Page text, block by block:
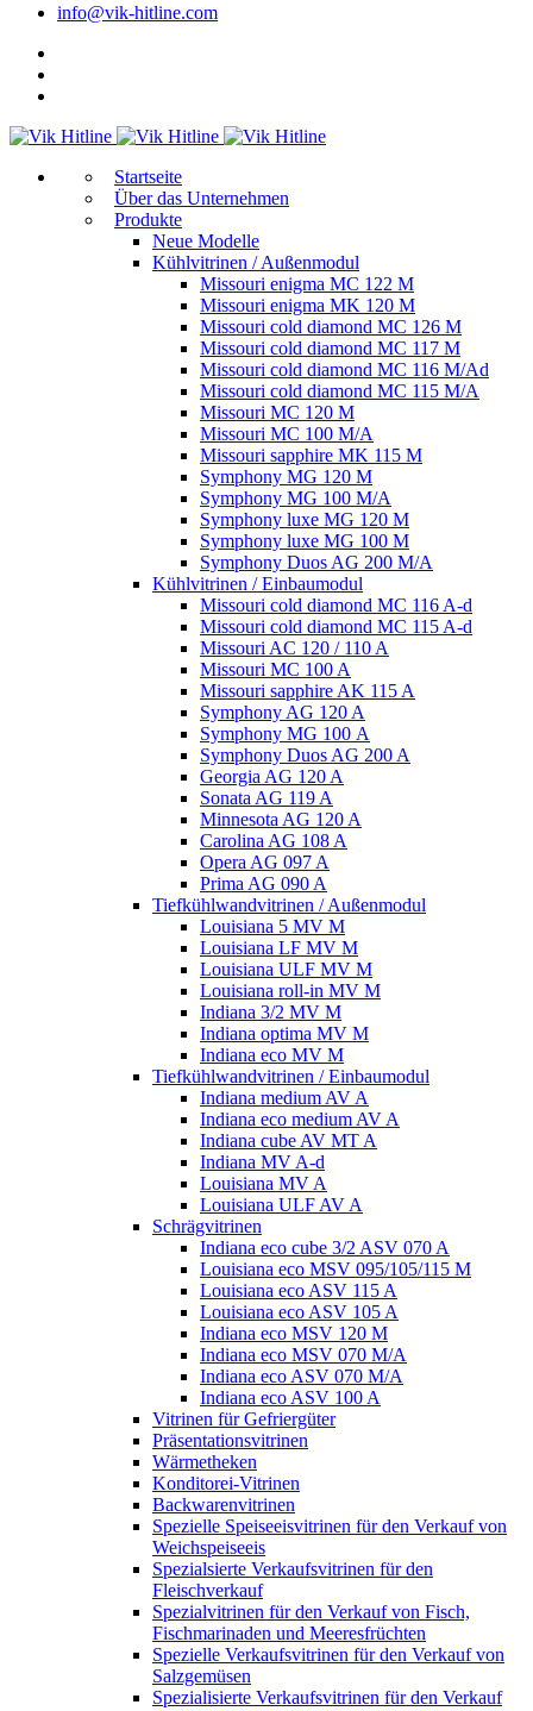
info@vik-hitline.com
Start­sei­te
Über das Unternehmen
Produkte
Neue Modelle
Kühlvitrinen / Außenmodul
Missouri enigma MC 122 M
Missouri enigma MK 120 M
Missouri cold diamond MC 126 M
Missouri cold diamond MC 117 M
Missouri cold diamond MC 116 M/Ad
Missouri cold diamond MC 115 M/A
Missouri MC 120 M
Missouri MC 100 M/A
Missouri sapphire MK 115 M
Symphony MG 120 M
Symphony MG 100 M/А
Symphony luxe MG 120 M
Symphony luxe MG 100 M
Symphony Duos AG 200 M/A
Kühlvitrinen / Einbaumodul
Missouri cold diamond MC 116 A-d
Missouri cold diamond MC 115 A-d
Missouri AC 120 / 110 A
Missouri MC 100 A
Missouri sapphire AK 115 A
Symphony AG 120 A
Symphony MG 100 А
Symphony Duos AG 200 A
Georgia AG 120 A
Sonata AG 119 A
Minnesota AG 120 A
Carolina AG 108 A
Opera AG 097 A
Prima AG 090 A
Tiefkühlwandvitrinen / Außenmodul
Louisiana 5 MV M
Louisiana LF MV M
Louisiana ULF MV M
Louisiana roll-in MV M
Indiana 3/2 MV M
Indiana optima MV M
Indiana eco MV M
Tiefkühlwandvitrinen / Einbaumodul
Indiana medium AV A
Indiana eco medium AV A
Indiana cube AV MT A
Indiana MV A-d
Louisiana MV A
Louisiana ULF AV A
Schrägvitrinen
Indiana eco cube 3/2 ASV 070 A
Louisiana eco MSV 095/105/115 M
Louisiana eco ASV 115 A
Louisiana eco ASV 105 A
Indiana eco MSV 120 M
Indiana eco MSV 070 M/A
Indiana eco ASV 070 M/A
Indiana eco ASV 100 A
Vitrinen für Gefriergüter
Präsentationsvitrinen
Wärmetheken
Konditorei-Vitrinen
Backwarenvitrinen
Spezielle Speiseeisvitrinen für den Verkauf von
Weichspeiseeis
Spezialsierte Verkaufsvitrinen für den
Fleischverkauf
Spezialvitrinen für den Verkauf von Fisch,
Fischmarinaden und Meeresfrüchten
Spezielle Verkaufsvitrinen für den Verkauf von
Salzgemüsen
Spezialisierte Verkaufsvitrinen für den Verkauf